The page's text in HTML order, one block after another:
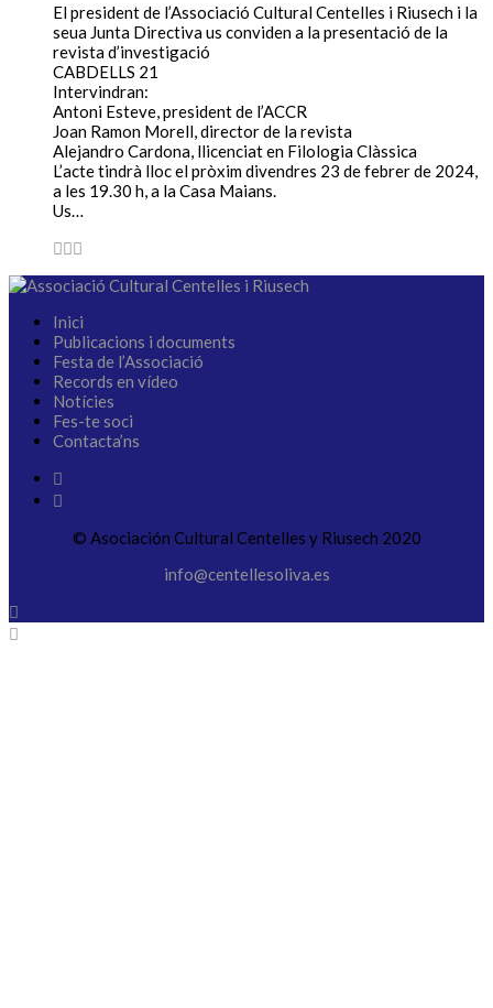
El president de l’Associació Cultural Centelles i Riusech i la
seua Junta Directiva us conviden a la presentació de la
revista d’investigació
CABDELLS 21
Intervindran:
Antoni Esteve, president de l’ACCR
Joan Ramon Morell, director de la revista
Alejandro Cardona, llicenciat en Filologia Clàssica
L’acte tindrà lloc el pròxim divendres 23 de febrer de 2024,
a les 19.30 h, a la Casa Maians.
Us…
Inici
Publicacions i documents
Festa de l’Associació
Records en vídeo
Notícies
Fes-te soci
Contacta’ns
© Asociación Cultural Centelles y Riusech 2020
info@centellesoliva.es